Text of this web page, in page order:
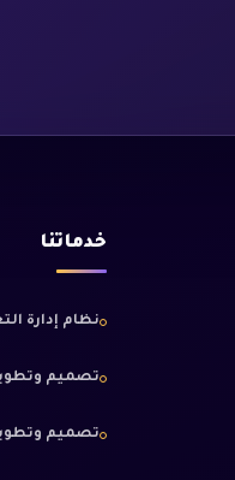
خدماتنا
نظام إدارة
تصميم
تصميم